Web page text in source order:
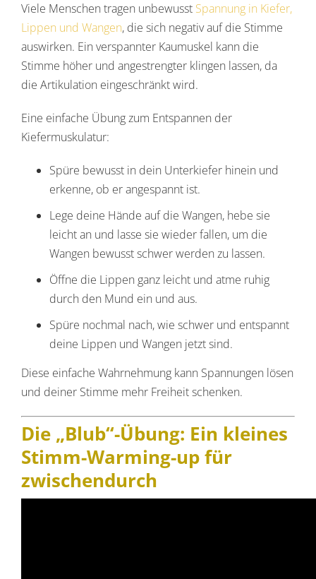
Viele Menschen tragen unbewusst Spannung in Kiefer,
Lippen und Wangen, die sich negativ auf die Stimme
auswirken. Ein verspannter Kaumuskel kann die
Stimme höher und angestrengter klingen lassen, da
die Artikulation eingeschränkt wird.
Eine einfache Übung zum Entspannen der
Kiefermuskulatur:
Spüre bewusst in dein Unterkiefer hinein und
erkenne, ob er angespannt ist.
Lege deine Hände auf die Wangen, hebe sie
leicht an und lasse sie wieder fallen, um die
Wangen bewusst schwer werden zu lassen.
Öffne die Lippen ganz leicht und atme ruhig
durch den Mund ein und aus.
Spüre nochmal nach, wie schwer und entspannt
deine Lippen und Wangen jetzt sind.
Diese einfache Wahrnehmung kann Spannungen lösen
und deiner Stimme mehr Freiheit schenken.
Die „Blub“-Übung: Ein kleines
Stimm-Warming-up für
zwischendurch